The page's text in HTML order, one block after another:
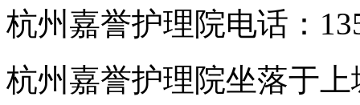
杭州嘉誉护理院电话：
杭州嘉誉护理院坐落于